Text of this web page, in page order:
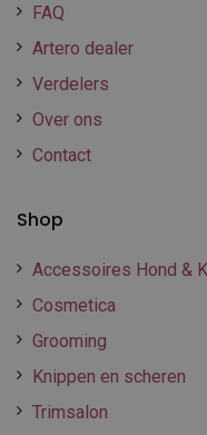
FAQ
Artero dealer
Verdelers
Over ons
Contact
Shop
Accessoires Hond &
Cosmetica
Grooming
Knippen en scheren
Trimsalon